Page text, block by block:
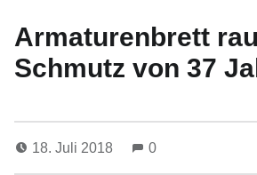
Armaturenbrett
Schmutz von 37
18. Juli 2018 0